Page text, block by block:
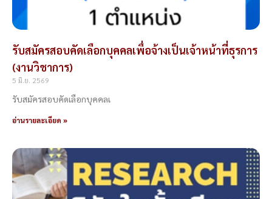
รับสมัครสอบคัดเลือกบุคคลเพื่อจ้างเป็นเจ้าหน้าที่ธุรการ
(งานวิชาการ)
5 มิ.ย. 2569
รับสมัครสอบคัดเลือกบุคคลเ
อ่านรายละเอียด »